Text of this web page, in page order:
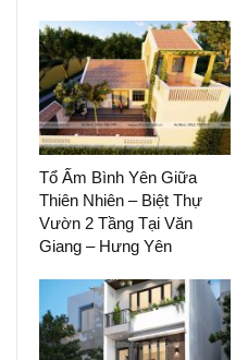
Tổ Ấm Bình Yên Giữa
Thiên Nhiên – Biệt Thự
Vườn 2 Tầng Tại Văn
Giang – Hưng Yên